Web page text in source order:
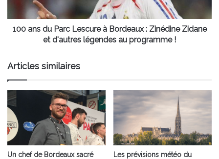
Zinédine
Zidane
au
programme
!
100 ans du Parc Lescure à Bordeaux : Zinédine Zidane
et d'autres légendes au programme !
Articles similaires
Un chef de Bordeaux sacré
Les prévisions météo du